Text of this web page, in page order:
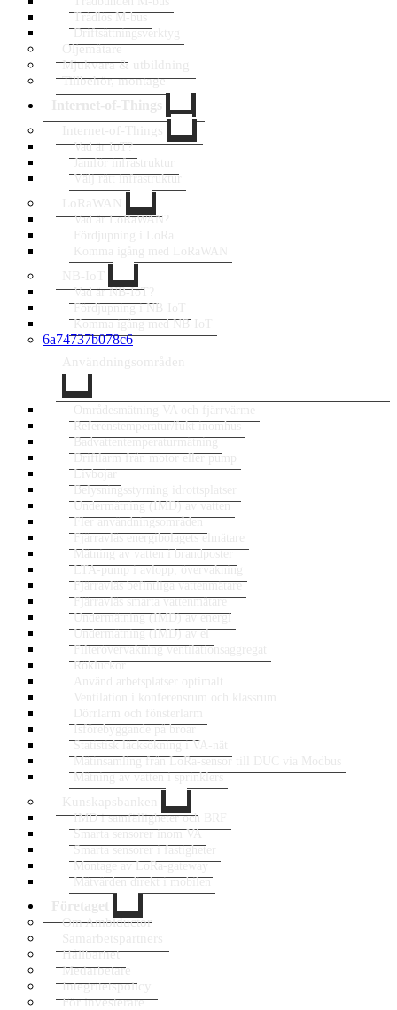
Trådlös M-bus
Driftsättningsverktyg
Oljemätare
Mjukvara & utbildning
Tillbehör, montage
Vad är IoT?
Jämför infrastruktur
Välj rätt infrastruktur
Vad är LoRaWAN?
Fördjupning i LoRa
Komma igång med LoRaWAN
Vad är NB-IoT?
Fördjupning i NB-IoT
Komma igång med NB-IoT
6a74737b078c6
Referenstemperatur/fukt inomhus
Badvattentemperaturmätning
Driftlarm från motor eller pump
Livbojar
Belysningsstyrning idrottsplatser
Undermätning (IMD) av vatten
Fler användningsområden
Fjärravläs energibolagets elmätare
Mätning av vatten i brandposter
LTA-pump i avlopp, övervakning
Fjärravläs befintliga vattenmätare
Fjärravläs smarta vattenmätare
Undermätning (IMD) av energi
Undermätning (IMD) av el
Filterövervakning ventilationsaggregat
Rökluckor
Använd arbetsplatser optimalt
Ventilation i konferensrum och klassrum
Dörrlarm och fönsterlarm
Isförebyggande på broar
Statistisk läcksökning i VA-nät
Mätinsamling från LoRa-sensor till DUC via Modbus
Mätning av vatten i sprinklers
IMD i samfälligheter och BRF
Smarta sensorer inom VA
Smarta sensorer i fastigheter
Montage av LoRa-gateway
Mätvärden direkt i mobilen
Om Ambiductor
Samarbetspartners
Hållbarhet
Medarbetare
Integritetspolicy
För investerare